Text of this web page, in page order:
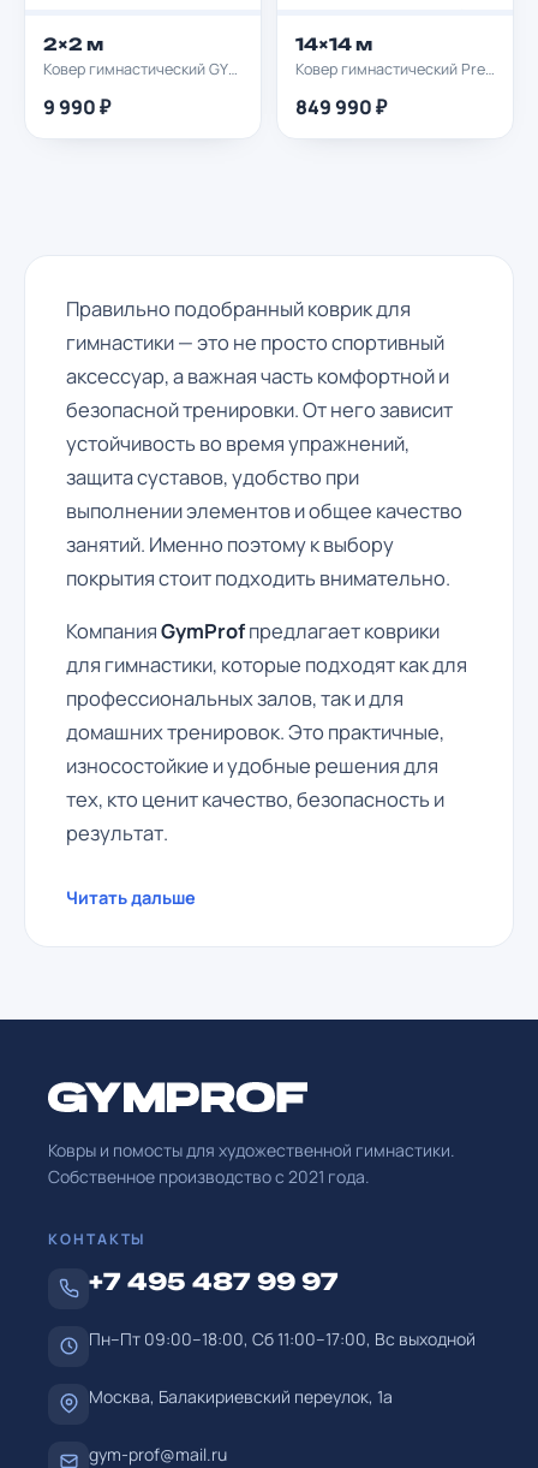
2×2 м
Ковер гимнастический GYMPROF 2х2м
9 990 ₽
14×14 м
Ковер гимнастический Premium GYMPROF PRO 14х14м
849 990 ₽
Правильно подобранный коврик для
гимнастики — это не просто спортивный
аксессуар, а важная часть комфортной и
безопасной тренировки. От него зависит
устойчивость во время упражнений,
защита суставов, удобство при
выполнении элементов и общее качество
занятий. Именно поэтому к выбору
покрытия стоит подходить внимательно.
КомпанияGymProfпредлагает коврики
для гимнастики, которые подходят как для
профессиональных залов, так и для
домашних тренировок. Это практичные,
износостойкие и удобные решения для
тех, кто ценит качество, безопасность и
результат.
Читать дальше
Ковры и помосты для художественной гимнастики.
Собственное производство с 2021 года.
КОНТАКТЫ
+7 495 487 99 97
Пн–Пт 09:00–18:00, Сб 11:00–17:00, Вс выходной
Москва, Балакириевский переулок, 1а
gym-prof@mail.ru